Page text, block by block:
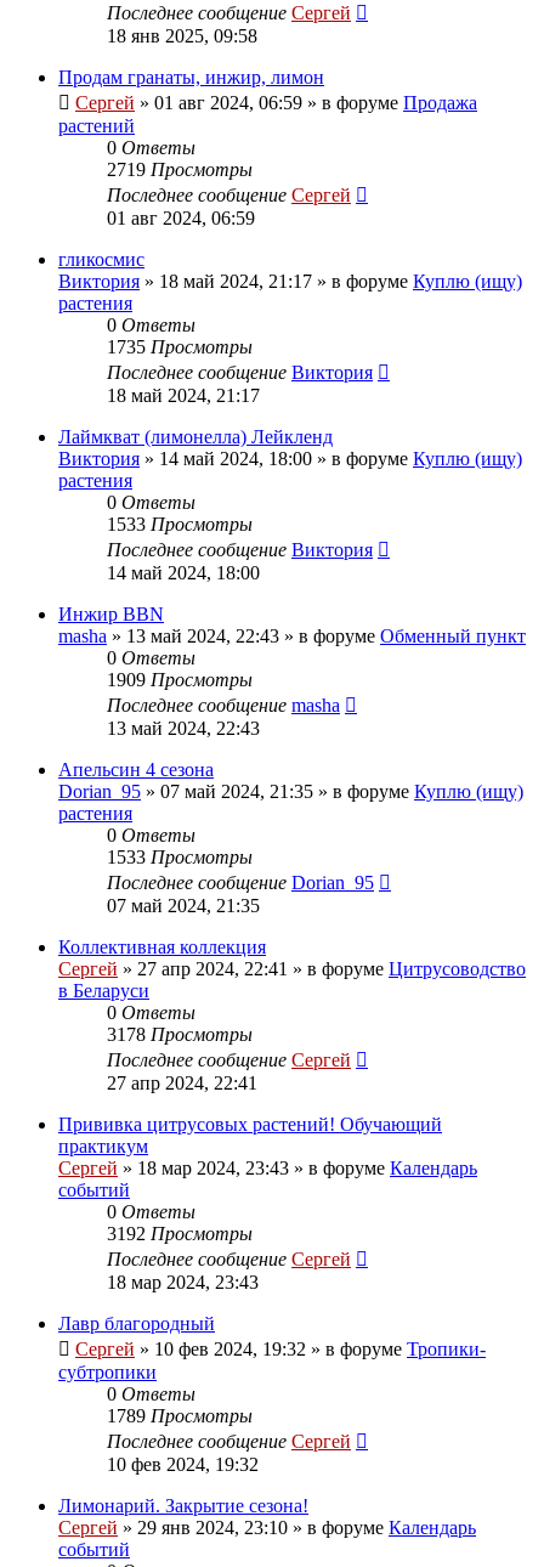
Последнее сообщение Сергей
18 янв 2025, 09:58
Продам гранаты, инжир, лимон
Сергей » 01 авг 2024, 06:59 » в форуме Продажа
растений
0 Ответы
2719 Просмотры
Последнее сообщение Сергей
01 авг 2024, 06:59
гликосмис
Виктория » 18 май 2024, 21:17 » в форуме Куплю (ищу)
растения
0 Ответы
1735 Просмотры
Последнее сообщение Виктория
18 май 2024, 21:17
Лаймкват (лимонелла) Лейкленд
Виктория » 14 май 2024, 18:00 » в форуме Куплю (ищу)
растения
0 Ответы
1533 Просмотры
Последнее сообщение Виктория
14 май 2024, 18:00
Инжир BBN
masha » 13 май 2024, 22:43 » в форуме Обменный пункт
0 Ответы
1909 Просмотры
Последнее сообщение masha
13 май 2024, 22:43
Апельсин 4 сезона
Dorian_95 » 07 май 2024, 21:35 » в форуме Куплю (ищу)
растения
0 Ответы
1533 Просмотры
Последнее сообщение Dorian_95
07 май 2024, 21:35
Коллективная коллекция
Сергей » 27 апр 2024, 22:41 » в форуме Цитрусоводство
в Беларуси
0 Ответы
3178 Просмотры
Последнее сообщение Сергей
27 апр 2024, 22:41
Прививка цитрусовых растений! Обучающий
практикум
Сергей » 18 мар 2024, 23:43 » в форуме Календарь
событий
0 Ответы
3192 Просмотры
Последнее сообщение Сергей
18 мар 2024, 23:43
Лавр благородный
Сергей » 10 фев 2024, 19:32 » в форуме Тропики-
субтропики
0 Ответы
1789 Просмотры
Последнее сообщение Сергей
10 фев 2024, 19:32
Лимонарий. Закрытие сезона!
Сергей » 29 янв 2024, 23:10 » в форуме Календарь
событий